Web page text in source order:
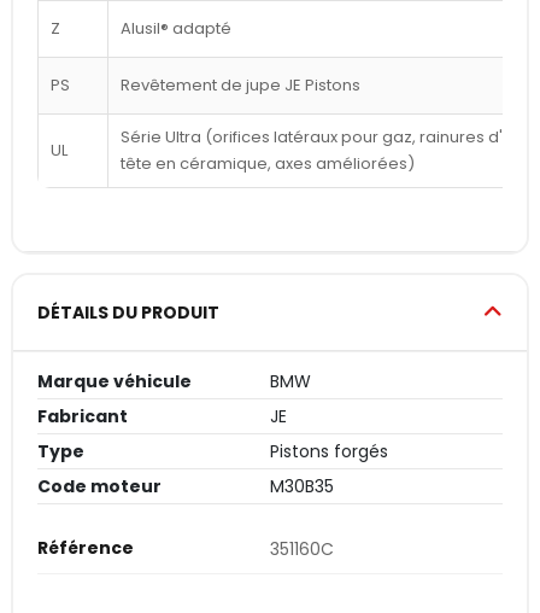
Z Alusil® adapté
PS Revêtement de jupe JE Pistons
UL
Série Ultra (orifices latéraux pour gaz, rainures
tête en céramique, axes améliorées)
DÉTAILS DU PRODUIT
Marque véhicule
BMW
Fabricant
JE
Type
Pistons forgés
Code moteur
M30B35
Référence 351160C